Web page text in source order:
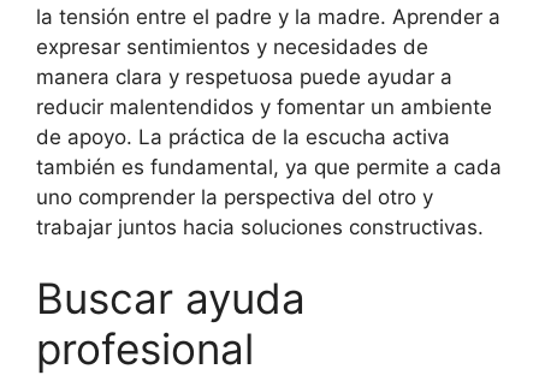
la tensión entre el padre y la madre. Aprender a
expresar sentimientos y necesidades de
manera clara y respetuosa puede ayudar a
reducir malentendidos y fomentar un ambiente
de apoyo. La práctica de la escucha activa
también es fundamental, ya que permite a cada
uno comprender la perspectiva del otro y
trabajar juntos hacia soluciones constructivas.
Buscar ayuda
profesional